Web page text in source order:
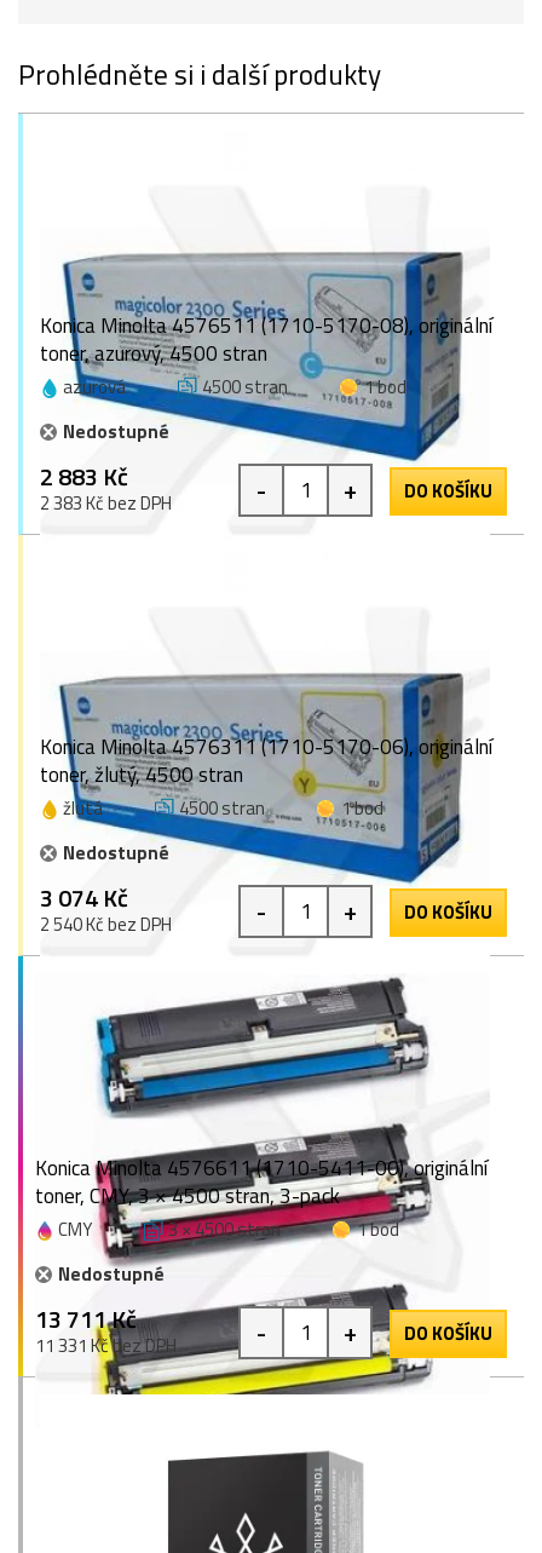
Prohlédněte si i další produkty
Konica Minolta 4576511 (1710-5170-08), originální
toner, azurový, 4500 stran
azurová 4500 stran
1 bod
Nedostupné
2 883 Kč
2 383 Kč bez DPH - + DO KOŠÍKU
Konica Minolta 4576311 (1710-5170-06), originální
toner, žlutý, 4500 stran
žlutá 4500 stran
1 bod
Nedostupné
3 074 Kč
2 540 Kč bez DPH - + DO KOŠÍKU
Konica Minolta 4576611 (1710-5411-00), originální
toner, CMY, 3 × 4500 stran, 3-pack
CMY 3 × 4500 stran
1 bod
Nedostupné
13 711 Kč
11 331 Kč bez DPH - + DO KOŠÍKU